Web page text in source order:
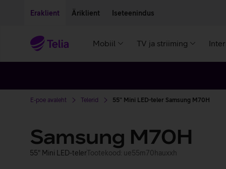
Eraklient Äriklient Iseteenindus
Mobiil TV ja striiming
E-poe avaleht Telerid 55" Mini LED-teler Samsung M70H
Samsung M70H
55" Mini LED-telerTootekood: ue55m70hauxxh